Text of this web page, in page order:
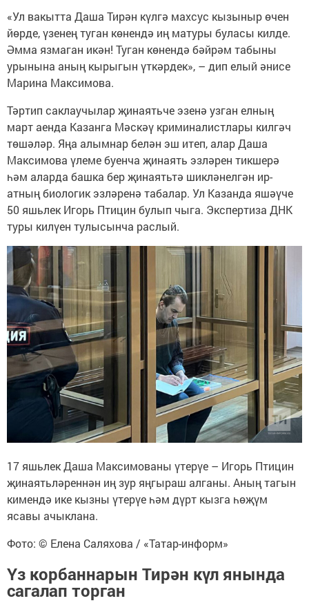
«Ул вакытта Даша Тирән күлгә махсус кызыныр өчен
йөрде, үзенең туган көнендә иң матуры буласы килде.
Әмма язмаган икән! Туган көнендә бәйрәм табыны
урынына аның кырыгын үткәрдек», – дип елый әнисе
Марина Максимова.
Тәртип саклаучылар җинаятьче эзенә узган елның
март аенда Казанга Мәскәү криминалистлары килгәч
төшәләр. Яңа алымнар белән эш итеп, алар Даша
Максимова үлеме буенча җинаять эзләрен тикшерә
һәм аларда башка бер җинаятьтә шикләнелгән ир-
атның биологик эзләренә табалар. Ул Казанда яшәүче
50 яшьлек Игорь Птицин булып чыга. Экспертиза ДНК
туры килүен тулысынча раслый.
17 яшьлек Даша Максимованы үтерүе – Игорь Птицин
җинаятьләреннән иң зур яңгыраш алганы. Аның тагын
кимендә ике кызны үтерүе һәм дүрт кызга һөҗүм
ясавы ачыклана.
Фото: © Елена Саляхова / «Татар-информ»
Үз корбаннарын Тирән күл янында
сагалап торган